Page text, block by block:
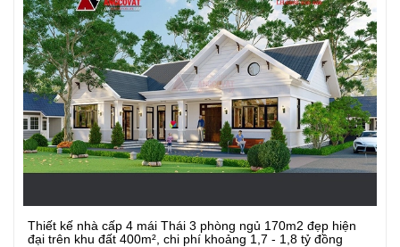
Xem Chi Tiết
Thiết kế nhà cấp 4 mái Thái 3 phòng ngủ 170m2 đẹp hiện
đại trên khu đất 400m², chi phí khoảng 1,7 - 1,8 tỷ đồng